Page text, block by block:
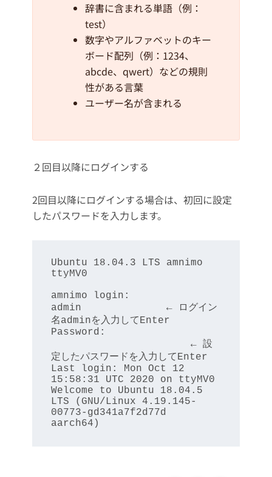
辞書に含まれる単語（例：
test）
数字やアルファベットのキー
ボード配列（例：1234、
abcde、qwert）などの規則
性がある言葉
ユーザー名が含まれる
２回目以降にログインする
2回目以降にログインする場合は、初回に設定
したパスワードを入力します。
Ubuntu 18.04.3 LTS amnimo
ttyMV0
amnimo login:
admin              ← ログイン
名adminを入力してEnter
Password:
← 設
定したパスワードを入力してEnter
Last login: Mon Oct 12
15:58:31 UTC 2020 on ttyMV0
Welcome to Ubuntu 18.04.5
LTS (GNU/Linux 4.19.145-
00773-gd341a7f2d77d
aarch64)